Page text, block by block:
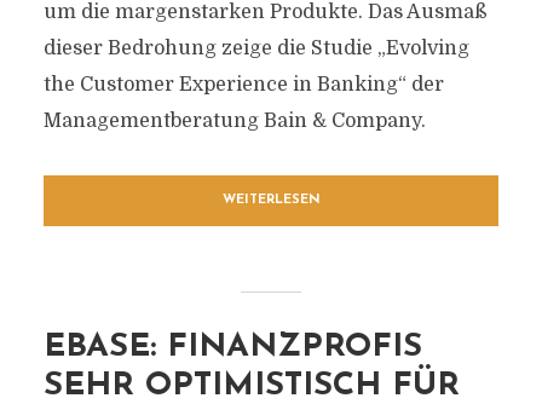
um die margenstarken Produkte. Das Ausmaß
dieser Bedrohung zeige die Studie „Evolving
the Customer Experience in Banking“ der
Managementberatung Bain & Company.
WEITERLESEN
EBASE: FINANZPROFIS
SEHR OPTIMISTISCH FÜR